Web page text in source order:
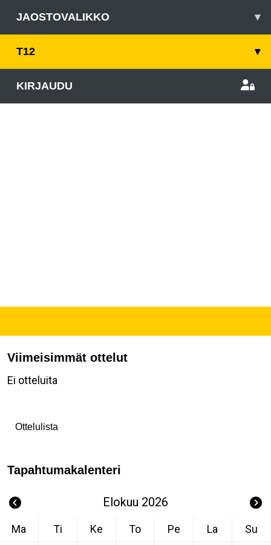
JAOSTOVALIKKO ▾
T12 ▾
KIRJAUDU
Viimeisimmät ottelut
Ei otteluita
Ottelulista
Tapahtumakalenteri
Elokuu 2026
Ma Ti Ke To Pe La
Su